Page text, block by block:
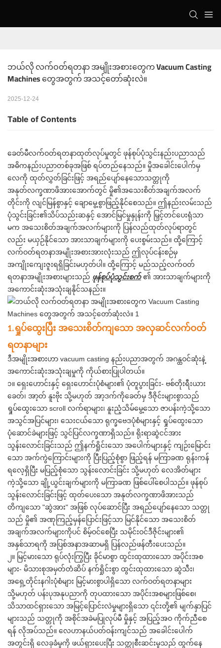
ဘယ်လို လက်ဝတ်ရတနာ အမျိုးအစားတွေက Vacuum Casting
Machines တွေအတွက် အသင့်တော်ဆုံးလဲ။
2025-12-24
Table of Contents
ခေတ်မီလက်ဝတ်ရတနာထုတ်လုပ်မှုတွင် ဖုန်စုပ်ပုံသွင်းနည်းပညာသည်
အဓိကနည်းပညာတစ်ခုအဖြစ် ရပ်တည်နေသည်။ မှိုအခေါင်းပေါက်မှ
လေကို ထုတ်လွှတ်ခြင်းဖြင့် အရည်ပျော်နေသောသတ္တုကို
အနုတ်လက္ခဏာဖိအားအောက်တွင် မှို၏အသေးစိတ်အချက်အလက်
တိုင်းကို လျင်မြန်စွာနှင့် ချောမွေ့စွာဖြည့်နိုင်စေသည်။ ဤနည်းလမ်းသည်
ပုံသွင်းခြင်း၏သိပ်သည်းဆနှင့် အောင်မြင်မှုနှုန်းကို မြှင့်တင်ပေးရုံသာ
မက အသေးစိတ်အချက်အလက်များကို ပြန်လည်ထုတ်လုပ်ရာတွင်
လည်း မယှဉ်နိုင်သော အားသာချက်များကို ပေးစွမ်းသည်။ ထို့ကြောင့်
လက်ဝတ်ရတနာအမျိုးအစားအားလုံးသည် ဤလုပ်ငန်းစဉ်မှ
အကျိုးကျေးဇူးရရှိခြင်းမဟုတ်ပါ။ ထို့ကြောင့် မည်သည့်လက်ဝတ်
ရတနာအမျိုးအစားများသည် ဖုန်စုပ်ပုံသွင်းစက်၏ အားသာချက်များကို
အကောင်းဆုံးအသုံးချနိုင်သနည်း။
1.ရှုပ်ထွေးပြီး အသေးစိတ်ကျသော အလှဆင်လက်ဝတ်
ရတနာများ
ဒီအမျိုးအစားဟာ vacuum casting နည်းပညာအတွက် အဂန္ထဝင်ဆုံးနဲ့
အကောင်းဆုံးအသုံးချမှုကို ကိုယ်စားပြုပါတယ်။
၁။ ရှေးဟောင်းနှင့် ရှေးဟောင်းပုံစံများ၏ ပုံတူပွားခြင်း- ဗစ်တိုးရီးယား
ခေတ်၊ အာ့တ် နူးဗိုး သို့မဟုတ် အာ့ဒက်ကိုခေတ်မှ ဒီဇိုင်းများစွာသည်
ရှုပ်ထွေးသော scroll လက်ရာများ၊ နူးညံ့သိမ်မွေ့သော ဇာပန်းကဲ့သို့သော
အသွင်အပြင်များ၊ သေးငယ်သော ရုက္ခဗေဒပုံစံများနှင့် ရှုပ်ထွေးသော
ပုံဆောင်ခဲများဖြင့် သွင်ပြင်လက္ခဏာရှိသည်။ ရိုးရာဆွဲငင်အား
သွန်းလောင်းခြင်းသည် ဤနက်ရှိုင်းသော အပေါက်များနှင့် ကျဉ်းမြောင်း
သော အက်ကွဲကြောင်းများကို ပြီးပြည့်စုံစွာ ဖြည့်ရန် မကြာခဏ ရုန်းကန်
ရလေ့ရှိပြီး မပြည့်စုံသော သွန်းလောင်းခြင်း သို့မဟုတ် လေအိတ်များ
ကဲ့သို့သော ချို့ယွင်းချက်များကို မကြာခဏ ဖြစ်ပေါ်စေပါသည်။ ဖုန်စုပ်
သွန်းလောင်းခြင်းဖြင့် ထုတ်ပေးသော အနုတ်လက္ခဏာဖိအားသည်
တိကျသော "ဆွဲအား" အဖြစ် လုပ်ဆောင်ပြီး အရည်ပျော်နေသော သတ္တု
သည် မှို၏ အဏုကြည့်မှန်ပြောင်းဖြင့်သာ မြင်နိုင်သော အသေးစိတ်
အချက်အလက်များကိုပင် စိမ့်ဝင်စေပြီး သမိုင်းဝင်ဒီဇိုင်းများ၏
အနှစ်သာရကို အပြစ်အနာအဆာမရှိ ပြန်လည်ဖန်တီးပေးသည်။
၂။ မြင့်မားသော ရုပ်လုံးကြွပြီး ခိုင်မာစွာ ထွင်းထုထားသော အပိုင်းအစ
များ- မိသားစုအမှတ်တံဆိပ် နက်ရှိုင်းစွာ ထွင်းထုထားသော ဆွဲသီး၊
အရှေ့တိုင်းနဂါးပုံစံများ မြင့်မားစွာပါရှိသော လက်ဝတ်ရတနာများ
သို့မဟုတ် ပန်းပုအနုပညာကို တုပထားသော အပိုင်းအစများဖြစ်စေ၊
သိသာထင်ရှားသော အမြင့်ပြောင်းလဲမှုများရှိသော ၎င်းတို့၏ မျက်နှာပြင်
များသည် သတ္တုကို အစိုင်အခဲမပြုလုပ်မီ မှိုနှင့် အပြည့်အဝ ကိုက်ညီစေ
ရန် လိုအပ်သည်။ လေဟာနယ်ပတ်ဝန်းကျင်သည် အခေါင်းပေါက်
အတွင်းရှိ လေခုခံမှုကို ဖယ်ရှားပေးပြီး သတ္တုစီးဆင်းမှုသည် ထွက်နေ